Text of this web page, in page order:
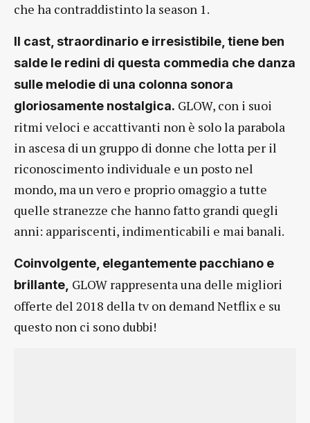
che ha contraddistinto la season 1.
Il cast, straordinario e irresistibile, tiene ben
salde le redini di questa commedia che danza
sulle melodie di una colonna sonora
gloriosamente nostalgica. GLOW, con i suoi
ritmi veloci e accattivanti non è solo la parabola
in ascesa di un gruppo di donne che lotta per il
riconoscimento individuale e un posto nel
mondo, ma un vero e proprio omaggio a tutte
quelle stranezze che hanno fatto grandi quegli
anni: appariscenti, indimenticabili e mai banali.
Coinvolgente, elegantemente pacchiano e
brillante, GLOW rappresenta una delle migliori
offerte del 2018 della tv on demand Netflix e su
questo non ci sono dubbi!